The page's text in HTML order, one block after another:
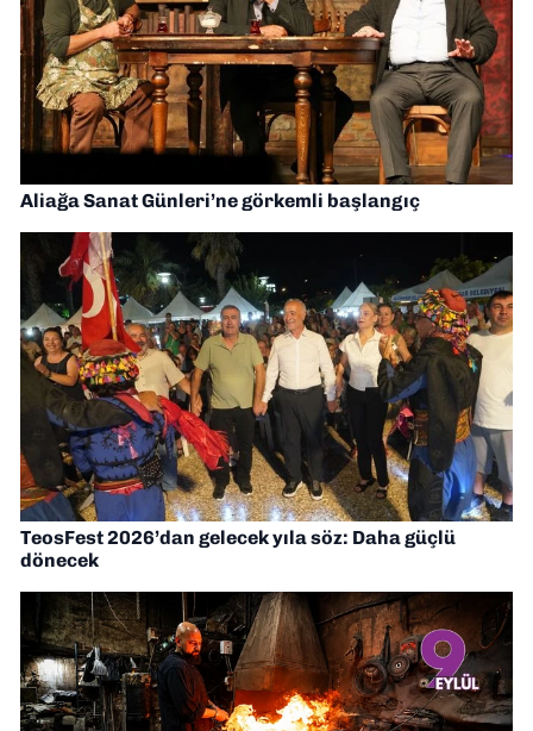
Aliağa Sanat Günleri’ne görkemli başlangıç
TeosFest 2026’dan gelecek yıla söz: Daha güçlü
dönecek